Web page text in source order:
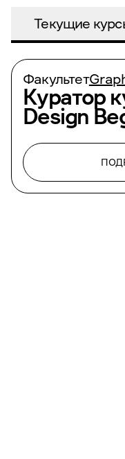
Текущие
Факультет
Куратор
Design